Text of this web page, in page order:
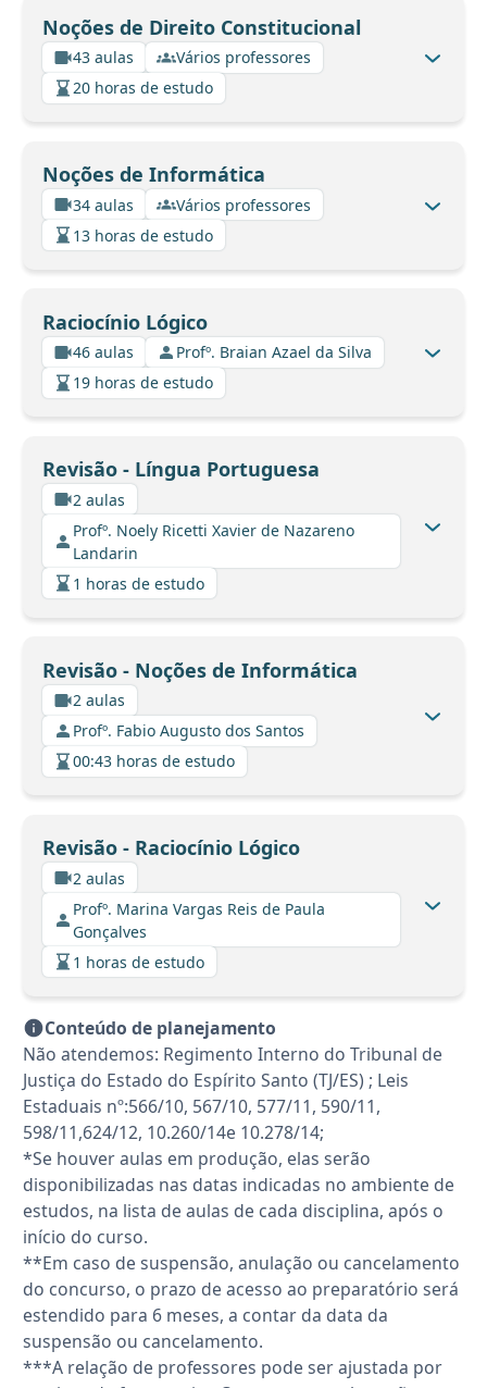
Noções de Direito Constitucional
43 aulas
Vários professores
20 horas de estudo
Noções de Informática
34 aulas
Vários professores
13 horas de estudo
Raciocínio Lógico
46 aulas
Profº. Braian Azael da Silva
19 horas de estudo
Revisão - Língua Portuguesa
2 aulas
Profº. Noely Ricetti Xavier de Nazareno
Landarin
1 horas de estudo
Revisão - Noções de Informática
2 aulas
Profº. Fabio Augusto dos Santos
00:43 horas de estudo
Revisão - Raciocínio Lógico
2 aulas
Profº. Marina Vargas Reis de Paula
Gonçalves
1 horas de estudo
Conteúdo de planejamento
Não atendemos: Regimento Interno do Tribunal de
Justiça do Estado do Espírito Santo (TJ/ES) ; Leis
Estaduais nº:566/10, 567/10, 577/11, 590/11,
598/11,624/12, 10.260/14e 10.278/14;
*Se houver aulas em produção, elas serão
disponibilizadas nas datas indicadas no ambiente de
estudos, na lista de aulas de cada disciplina, após o
início do curso.
**Em caso de suspensão, anulação ou cancelamento
do concurso, o prazo de acesso ao preparatório será
estendido para 6 meses, a contar da data da
suspensão ou cancelamento.
***A relação de professores pode ser ajustada por